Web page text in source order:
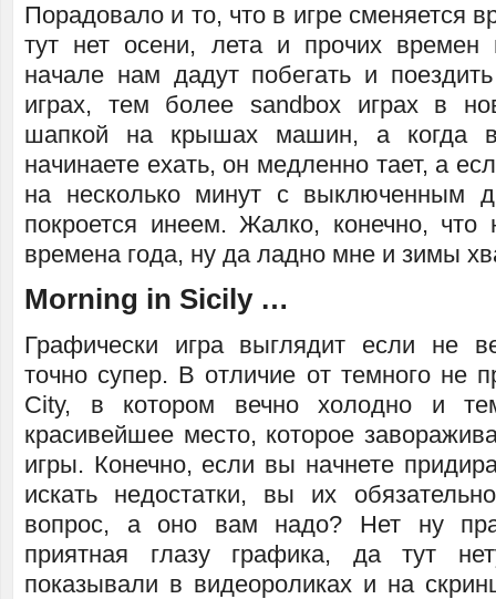
Порадовало и то, что в игре сменяется
тут нет осени, лета и прочих времен
начале нам дадут побегать и
играх, тем более sandbox играх в
шапкой на крышах машин, а когда
начинаете ехать, он медленно тает, а
на несколько минут с выключенным
покроется инеем. Жалко, конечно, что
времена года, ну да ладно мне и зимы
Morning in Sicily …
Графически игра выглядит если не
точно супер. В отличие от темного не
City, в котором вечно холодно и
красивейшее место, которое
игры. Конечно, если вы начнете
искать недостатки, вы их
вопрос, а оно вам надо? Нет ну
приятная глазу графика, да тут
показывали в видеороликах и на